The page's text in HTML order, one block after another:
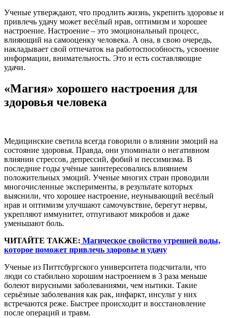
Ученые утверждают, что продлить жизнь, укрепить здоровье и
привлечь удачу может весёлый нрав, оптимизм и хорошее
настроение. Настроение – это эмоциональный процесс,
влияющий на самооценку человека. А она, в свою очередь,
накладывает свой отпечаток на работоспособность, усвоение
информации, внимательность. Это и есть составляющие
удачи.
«Магия» хорошего настроения для
здоровья человека
Медицинские светила всегда говорили о влиянии эмоций на
состояние здоровья. Правда, они упоминали о негативном
влиянии стрессов, депрессий, фобий и пессимизма. В
последние годы учёные заинтересовались влиянием
положительных эмоций. Ученые многих стран проводили
многочисленные эксперименты, в результате которых
выяснили, что хорошее настроение, неунывающий весёлый
нрав и оптимизм улучшают самочувствие, берегут нервы,
укрепляют иммунитет, отпугивают микробов и даже
уменьшают боль.
ЧИТАЙТЕ ТАКЖЕ: Магическое свойство утренней воды,
которое поможет привлечь здоровье и удачу
Ученые из Питтсбургского университета подсчитали, что
люди со стабильно хорошим настроением в 3 раза меньше
болеют вирусными заболеваниями, чем нытики. Такие
серьёзные заболевания как рак, инфаркт, инсульт у них
встречаются реже. Быстрее происходит и восстановление
после операций и травм.